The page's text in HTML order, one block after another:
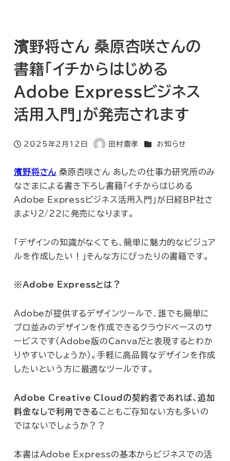
濱野将さん 桑原杏咲さんの
書籍「イチからはじめる
Adobe Expressビジネス
活用入門」が発売されます
投稿日
2025年2月12日
著
田村憲孝 カテゴリー
お知らせ
濱野将さん 桑原杏咲さん あしたの仕事力研究所のみ
なさまによる書き下ろし書籍「イチからはじめる
Adobe Expressビジネス活用入門」が日経BP社さ
まより2/22に発売になります。
「デザインの知識がなくても、簡単に魅力的なビジュア
ルを作成したい！」そんな方にぴったりの書籍です。
※Adobe Expressとは？
Adobeが提供するデザインツールで、誰でも簡単に
プロ並みのデザインを作成できるクラウドベースのサ
ービスです(Adobe版のCanvaだと表現するとわか
りやすいでしょうか)。手軽に高品質なデザインを作成
したいという方に最適なツールです。
Adobe Creative Cloudの契約者であれば、追加
料金なしで利用できることもご存知ない方も多いの
ではないでしょうか？？
本書はAdobe Expressの基本からビジネスでの活